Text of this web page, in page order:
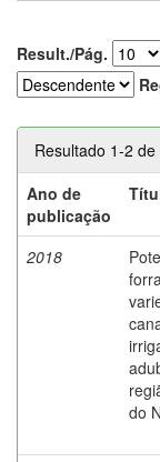
Result./Pág.
Resultado 1-2 de
Ano de
publicação
2018
do